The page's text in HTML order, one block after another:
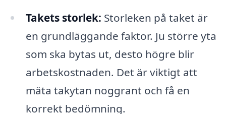
Takets storlek: Storleken på taket är
en grundläggande faktor. Ju större yta
som ska bytas ut, desto högre blir
arbetskostnaden. Det är viktigt att
mäta takytan noggrant och få en
korrekt bedömning.